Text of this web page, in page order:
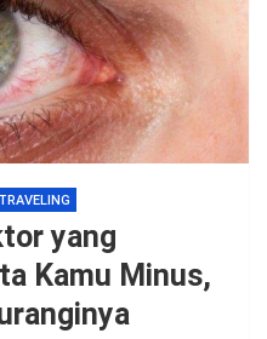
TRAVELING
yang
Kamu Minus,